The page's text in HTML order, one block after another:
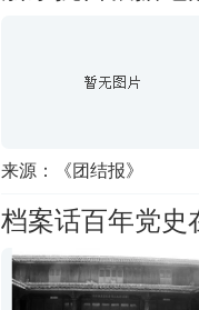
来源：《团结报》
档案话百年党史